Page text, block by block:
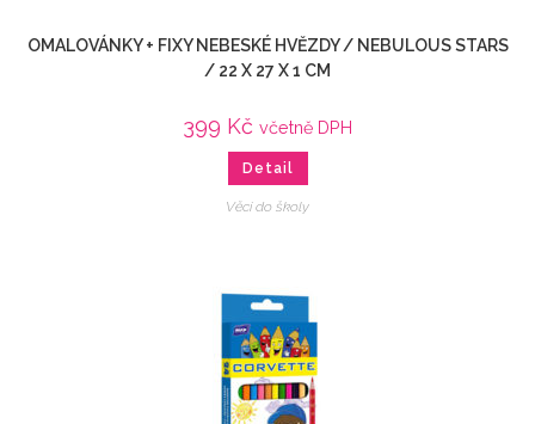
OMALOVÁNKY + FIXY NEBESKÉ HVĚZDY / NEBULOUS STARS
/ 22 X 27 X 1 CM
399 Kč včetně DPH
Detail
Věci do školy